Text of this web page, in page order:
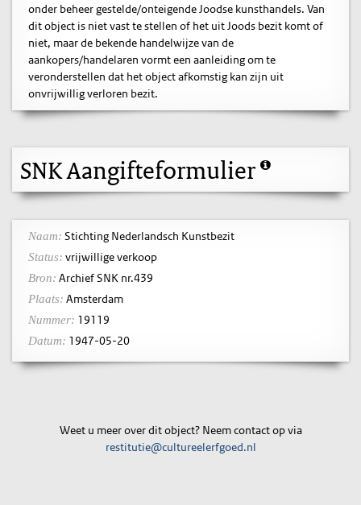
onder beheer gestelde/onteigende Joodse kunsthandels. Van
dit object is niet vast te stellen of het uit Joods bezit komt of
niet, maar de bekende handelwijze van de
aankopers/handelaren vormt een aanleiding om te
veronderstellen dat het object afkomstig kan zijn uit
onvrijwillig verloren bezit.
SNK Aangifteformulier
Naam: Stichting Nederlandsch Kunstbezit
Status: vrijwillige verkoop
Bron: Archief SNK nr.439
Plaats: Amsterdam
Nummer: 19119
Datum: 1947-05-20
Weet u meer over dit object? Neem contact op via
restitutie@cultureelerfgoed.nl